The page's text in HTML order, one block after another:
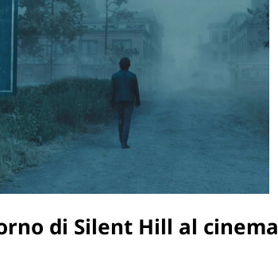
di Silent Hill al cinema